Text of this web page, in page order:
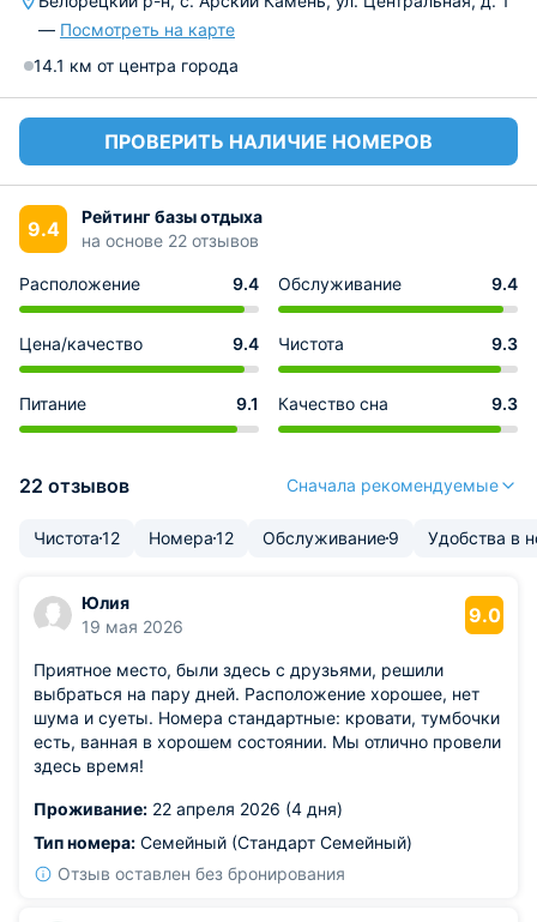
— Посмотреть на карте
14.1 км от центра города
ПРОВЕРИТЬ НАЛИЧИЕ НОМЕРОВ
9.4
Рейтинг базы отдыха
на основе 22 отзывов
Расположение 9.4 Обслуживание 9.4
Цена/качество 9.4 Чистота 9.3
Питание 9.1 Качество сна 9.3
22 отзывов Сначала рекомендуемые
Чистота12 Номера12 Обслуживание9 Удобства в
Юлия
19 мая 2026
9.0
Приятное место, были здесь с друзьями, решили
выбраться на пару дней. Расположение хорошее, нет
шума и суеты. Номера стандартные: кровати, тумбочки
есть, ванная в хорошем состоянии. Мы отлично провели
здесь время!
Проживание: 22 апреля 2026 (4 дня)
Тип номера: Семейный (Стандарт Семейный)
Отзыв оставлен без бронирования